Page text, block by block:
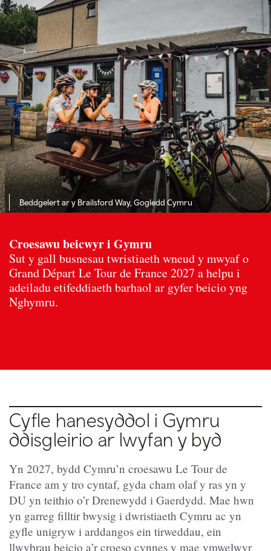
Beddgelert ar y Brailsford Way, Gogledd Cymru
Croesawu beicwyr i Gymru
Sut y gall busnesau twristiaeth wneud y mwyaf o
Grand Départ Le Tour de France 2027 a helpu i
adeiladu etifeddiaeth barhaol ar gyfer beicio yng
Nghymru.
Cyfle hanesyddol i Gymru
ddisgleirio ar lwyfan y byd
Yn 2027, bydd Cymru’n croesawu Le Tour de
France am y tro cyntaf, gyda cham olaf y ras yn y
DU yn teithio o’r Drenewydd i Gaerdydd. Mae hwn
yn garreg filltir bwysig i dwristiaeth Cymru ac yn
gyfle unigryw i arddangos ein tirweddau, ein
llwybrau beicio a’r croeso cynnes y mae ymwelwyr